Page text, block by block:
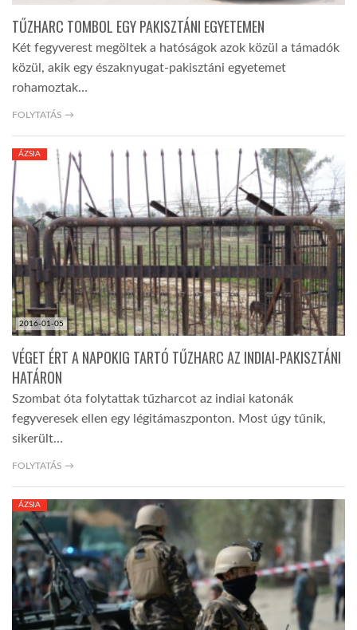
TŰZHARC TOMBOL EGY PAKISZTÁNI EGYETEMEN
Két fegyverest megöltek a hatóságok azok közül a támadók
közül, akik egy északnyugat-pakisztáni egyetemet
rohamoztak…
FOLYTATÁS →
2016-01-05
ÁZSIA
VÉGET ÉRT A NAPOKIG TARTÓ TŰZHARC AZ INDIAI-PAKISZTÁNI
HATÁRON
Szombat óta folytattak tűzharcot az indiai katonák
fegyveresek ellen egy légitámaszponton. Most úgy tűnik,
sikerült…
FOLYTATÁS →
ÁZSIA